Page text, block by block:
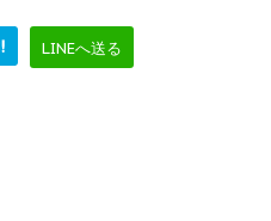
LINEへ送る